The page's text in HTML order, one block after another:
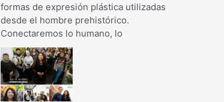
formas de expresión plástica utilizadas
desde el hombre prehistórico.
Conectaremos lo humano, lo